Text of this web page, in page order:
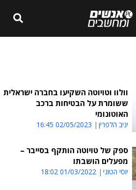
וולוו וטויוטה השקיעו בחברה ישראלית
ששומרת על הבטיחות ברכב
האוטונומי
יניב הלפרין 02/05/2023 16:45
ספק של טויוטה הותקף בסייבר –
מפעלים הושבתו
יוסי הטוני 01/03/2022 18:02